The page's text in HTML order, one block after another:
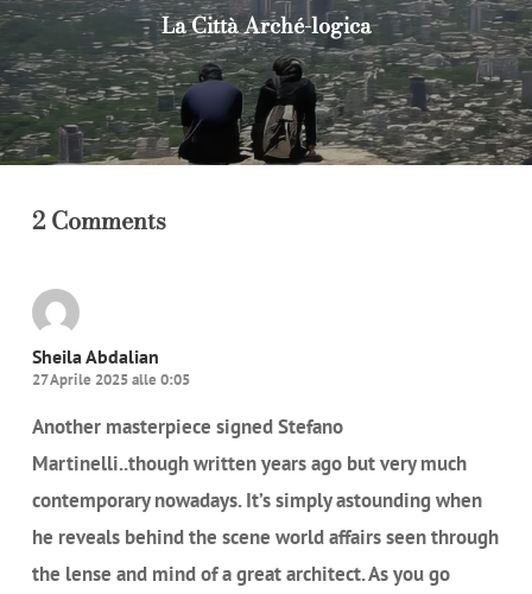
La Città Arché-logica
2 Comments
Sheila Abdalian
27 Aprile 2025 alle 0:05
Another masterpiece signed Stefano
Martinelli..though written years ago but very much
contemporary nowadays. It’s simply astounding when
he reveals behind the scene world affairs seen through
the lense and mind of a great architect. As you go